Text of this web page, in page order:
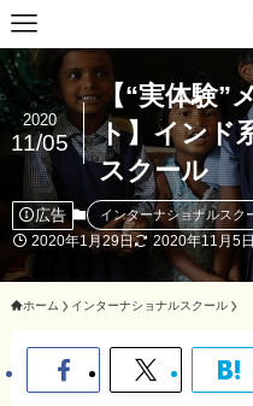
【“実体験”
ト】インド
スクール
2020
11/05
広告 インターナショナルスク
2020年1月29日 2020年11月5日
ホーム インターナショナルスクール